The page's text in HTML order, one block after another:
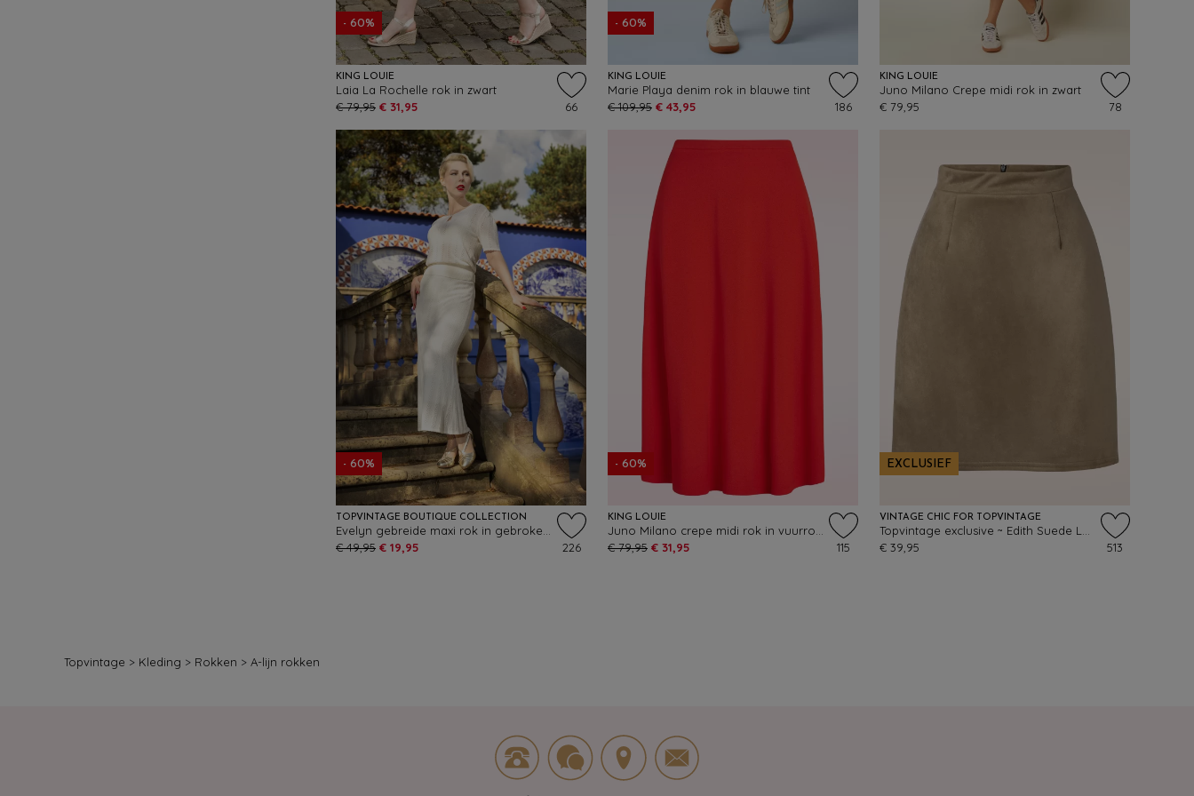
- 60%
KING LOUIE
Laia La Rochelle rok in zwart
€ 79,95 € 31,95 66
- 60%
KING LOUIE
Marie Playa denim rok in blauwe tint
€ 109,95 € 43,95 186
KING LOUIE
Juno Milano Crepe midi rok in zwart
€ 79,95
78
- 60%
TOPVINTAGE BOUTIQUE COLLECTION
€ 49,95 € 19,95 226
- 60%
KING LOUIE
€ 79,95 € 31,95 115
EXCLUSIEF
VINTAGE CHIC FOR TOPVINTAGE
€ 39,95
513
Topvintage > Kleding > Rokken > A-lijn rokken